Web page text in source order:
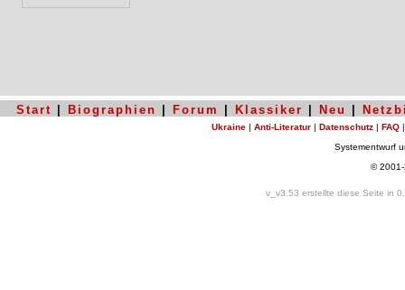
Start Biographien Forum Klassiker Neu
Ukraine | Anti-Literatur | Datenschutz | FAQ
Systementwurf
©
v_v3.53 erstellte diese Seite in